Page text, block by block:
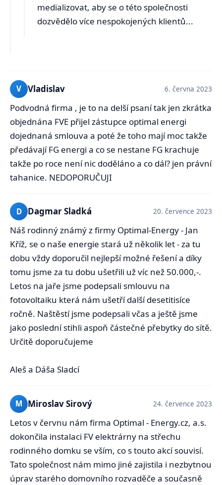
medializovat, aby se o této společnosti
dozvědělo více nespokojených klientů...
V Vladislav 6. června 2023
Podvodná firma , je to na delší psaní tak jen zkrátka
objednána FVE přijel zástupce optimal energi
dojednaná smlouva a poté že toho mají moc takže
předávají FG energi a co se nestane FG krachuje
takže po roce není nic doděláno a co dál? jen právní
tahanice. NEDOPORUČUJI
D Dagmar Sladká 20. července 2023
Náš rodinný známý z firmy Optimal-Energy - Jan
Kříž, se o naše energie stará už několik let - za tu
dobu vždy doporučil nejlepší možné řešení a díky
tomu jsme za tu dobu ušetřili už víc než 50.000,-.
Letos na jaře jsme podepsali smlouvu na
fotovoltaiku která nám ušetří další desetitisíce
ročně. Naštěstí jsme podepsali včas a ještě jsme
jako poslední stihli aspoň částečné přebytky do sítě.
Určitě doporučujeme
Aleš a Dáša Sladcí
M Miroslav Sirový 24. července 2023
Letos v červnu nám firma Optimal - Energy.cz, a.s.
dokončila instalaci FV elektrárny na střechu
rodinného domku se vším, co s touto akcí souvisí.
Tato společnost nám mimo jiné zajistila i nezbytnou
úprav starého domovního rozvaděče a současně